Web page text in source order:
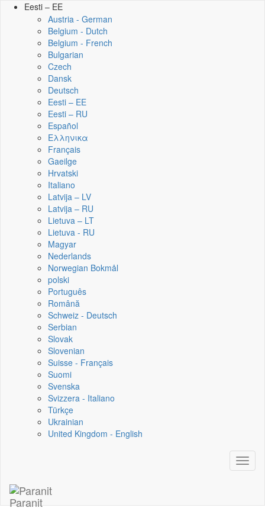
Eesti – EE
Austria - German
Belgium - Dutch
Belgium - French
Bulgarian
Czech
Dansk
Deutsch
Eesti – EE
Eesti – RU
Español
Ελληνικα
Français
Gaeilge
Hrvatski
Italiano
Latvija – LV
Latvija – RU
Lietuva – LT
Lietuva - RU
Magyar
Nederlands
Norwegian Bokmål
polski
Português
Română
Schweiz - Deutsch
Serbian
Slovak
Slovenian
Suisse - Français
Suomi
Svenska
Svizzera - Italiano
Türkçe
Ukrainian
United Kingdom - English
Paranit